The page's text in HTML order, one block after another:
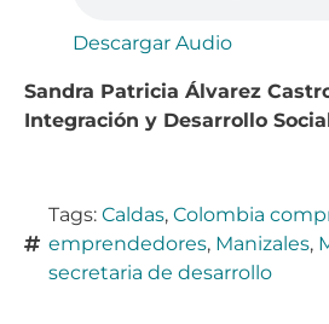
Descargar Audio
Sandra Patricia Álvarez
Integración y Desarrollo
Tags: Caldas, Colombia
emprendedores, Manizales,
secretaria de desarrollo